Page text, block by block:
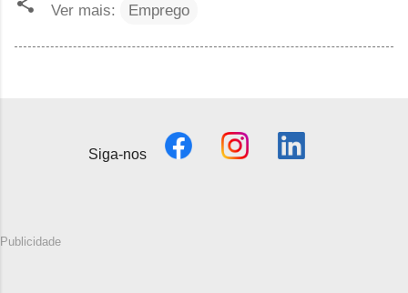
Ver mais: Emprego
Siga-nos
Publicidade